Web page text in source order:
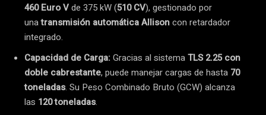
460 Euro Vde 375 kW (510 CV), gestionado por
unatransmisión automática Allisoncon retardador
integrado.
Capacidad de Carga:Gracias al sistemaTLS 2.25 con
doble cabrestante, puede manejar cargas de hasta 70
toneladas. Su Peso Combinado Bruto (GCW) alcanza
las 120 toneladas.